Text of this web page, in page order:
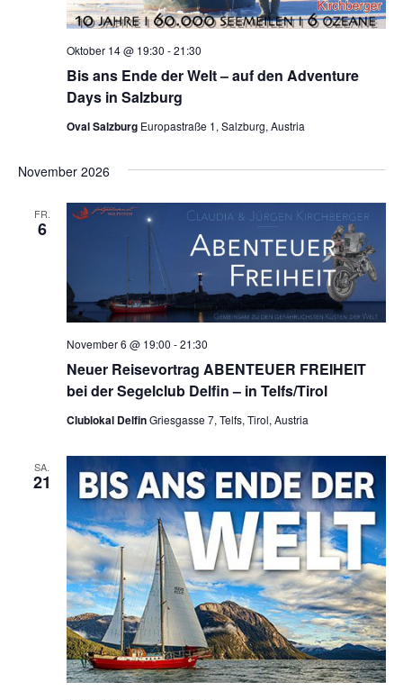
l
g
e
n
u
h
e
u
n
d
A
n
l
i
c
h
N
a
v
i
g
a
t
i
Bis ans Ende der Welt – auf den Adventure
Days in Salzburg
Oktober 14 @ 19:30 -21:30
Oval Salzburg Europastraße 1, Salzburg, Austria
November 2026
FR.
6
Neuer Reisevortrag ABENTEUER FREIHEIT
bei der Segelclub Delfin – in Telfs/Tirol
November 6 @ 19:00 -21:30
Clublokal DelfinGriesgasse 7, Telfs, Tirol, Austria
SA.
21